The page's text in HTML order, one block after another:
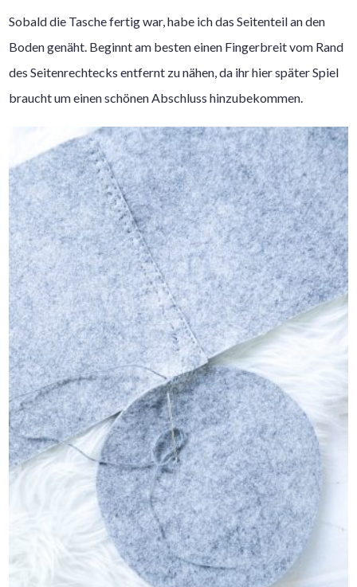
Sobald die Tasche fertig war, habe ich das Seitenteil an den
Boden genäht. Beginnt am besten einen Fingerbreit vom Rand
des Seitenrechtecks entfernt zu nähen, da ihr hier später Spiel
braucht um einen schönen Abschluss hinzubekommen.